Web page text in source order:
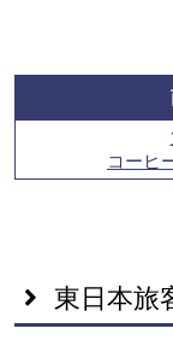
コーヒ
東日本旅